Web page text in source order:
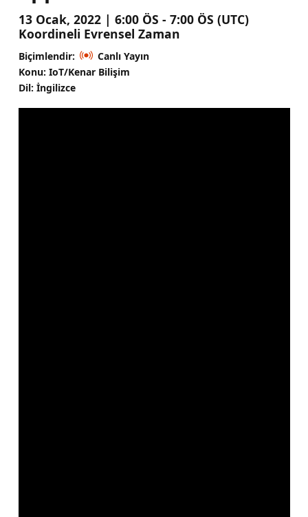
13 Ocak, 2022 | 6:00 ÖS - 7:00 ÖS (UTC)
Koordineli Evrensel Zaman
Biçimlendir:
Canlı Yayın
Konu: IoT/Kenar Bilişim
Dil: İngilizce